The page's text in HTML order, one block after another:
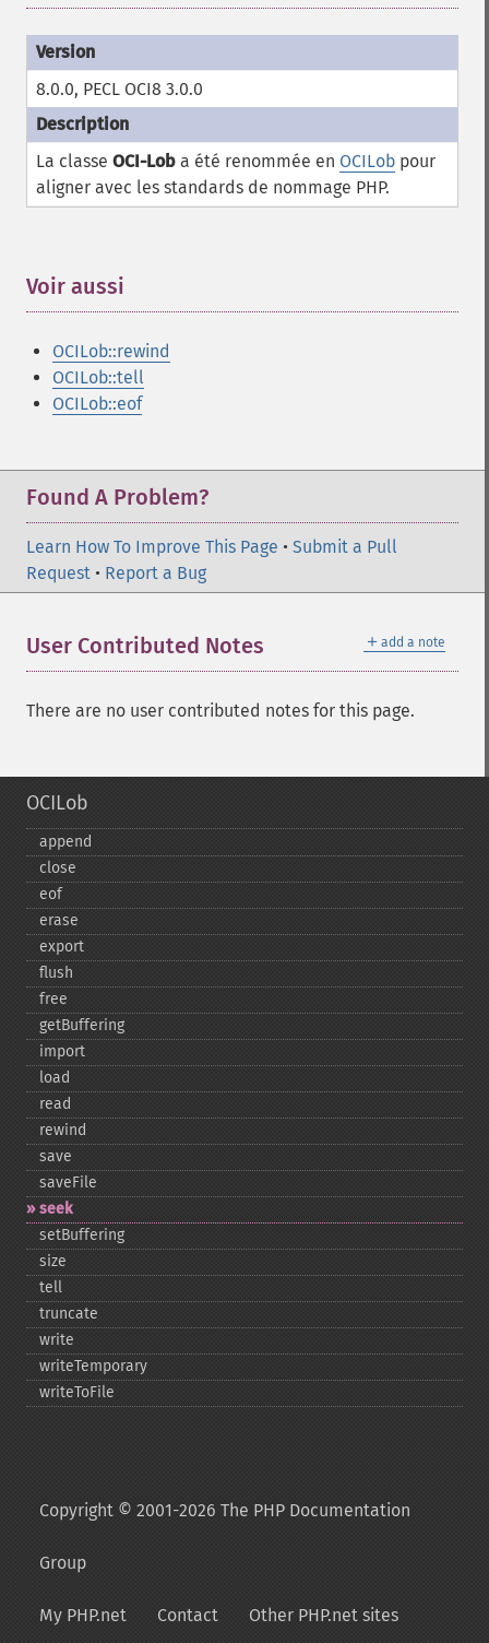
8.0.0, PECL OCI8 3.0.0
La classe OCI-Lob a été renommée en OCILob pour
aligner avec les standards de nommage PHP.
Voir aussi
OCILob::rewind
OCILob::tell
OCILob::eof
Found A Problem?
Learn How To Improve This Page • Submit a Pull
Request • Report a Bug
＋ add a note
User Contributed Notes
There are no user contributed notes for this page.
OCILob
append
close
eof
erase
export
flush
free
getBuffering
import
load
read
rewind
save
saveFile
seek
setBuffering
size
tell
truncate
write
writeTemporary
writeToFile
Copyright © 2001-2026 The PHP Documentation
Group
My PHP.net Contact Other PHP.net sites